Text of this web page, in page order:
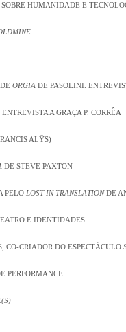
HUMANIDADE E
ORGIA DE PASOLINI.
A GRAÇA P. CORRÊA
ALŸS)
DE STEVE PAXTON
PELO LOST IN TRANSLATIONDE
E IDENTIDADES
CO-CRIADOR DO ESPECTÁCULO
PERFORMANCE